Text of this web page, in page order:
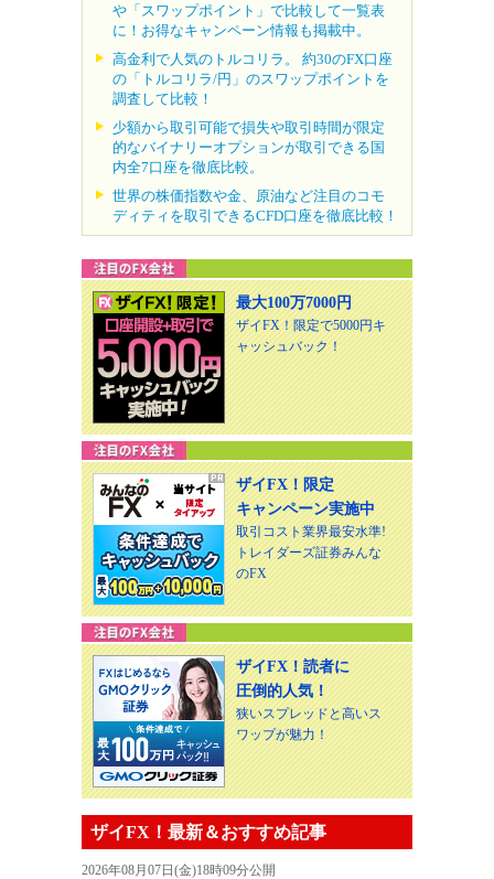
や「スワップポイント」で比較して一覧表
に！お得なキャンペーン情報も掲載中。
高金利で人気のトルコリラ。 約30のFX口座
の「トルコリラ/円」のスワップポイントを
調査して比較！
少額から取引可能で損失や取引時間が限定
的なバイナリーオプションが取引できる国
内全7口座を徹底比較。
世界の株価指数や金、原油など注目のコモ
ディティを取引できるCFD口座を徹底比較！
最大100万7000円
ザイFX！限定で5000円キ
ャッシュバック！
ザイFX！限定
キャンペーン実施中
取引コスト業界最安水準!
トレイダーズ証券みんな
のFX
ザイFX！読者に
圧倒的人気！
狭いスプレッドと高いス
ワップが魅力！
ザイFX！最新＆おすすめ記事
2026年08月07日(金)18時09分公開